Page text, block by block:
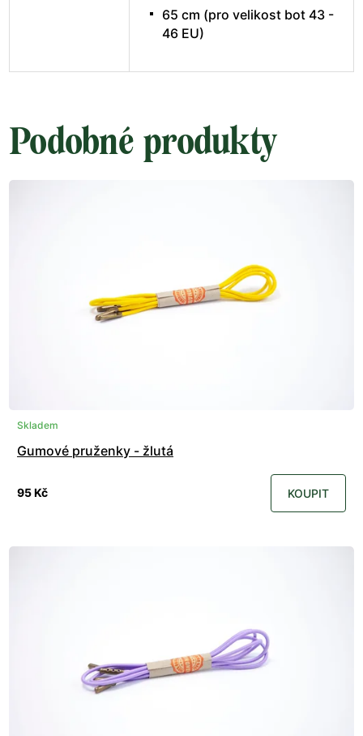
65 cm (pro velikost bot 43 -
46 EU)
Podobné produkty
Skladem
Gumové pruženky - žlutá
95 Kč KOUPIT